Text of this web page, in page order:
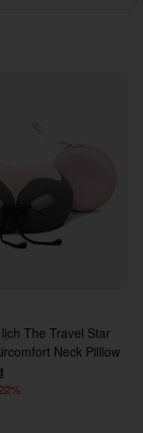
The Travel Star
Neck Pilllow